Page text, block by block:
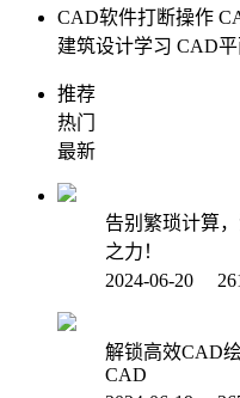
CAD软件打断操作
建筑设计学习 CAD平
推荐
热门
最新
告别繁琐计算
之力！
2024-06-20
解锁高效CAD
CAD